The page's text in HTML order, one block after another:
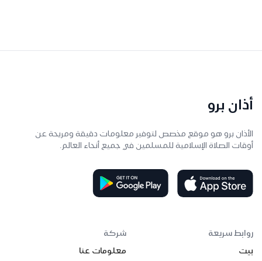
أذان برو
الأذان برو هو موقع مخصص لتوفير معلومات دقيقة ومريحة عن
أوقات الصلاة الإسلامية للمسلمين في جميع أنحاء العالم.
روابط سريعة
بيت
شركة
معلومات عنا